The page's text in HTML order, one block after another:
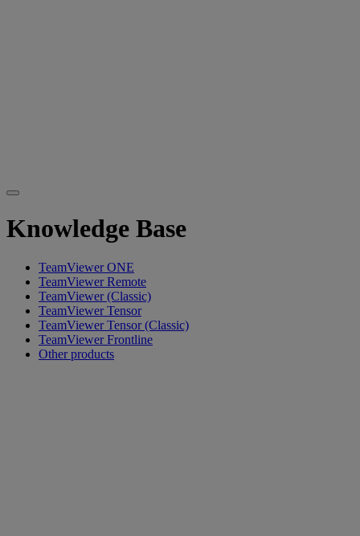
Knowledge Base
TeamViewer ONE
TeamViewer Remote
TeamViewer (Classic)
TeamViewer Tensor
TeamViewer Tensor (Classic)
TeamViewer Frontline
Other products